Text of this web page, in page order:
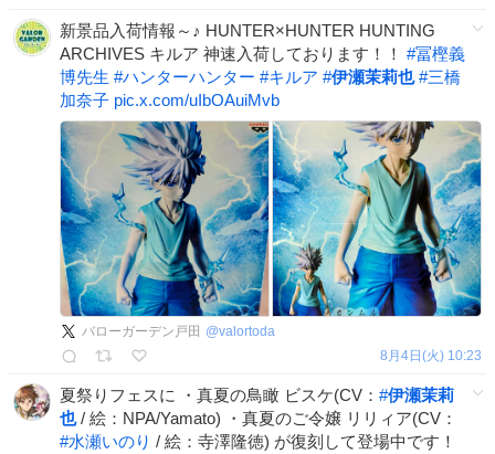
新景品入荷情報～♪ HUNTER×HUNTER HUNTING
ARCHIVES キルア 神速入荷しております！！ #冨樫義
博先生 #ハンターハンター #キルア #伊瀬茉莉也 #三橋
加奈子 pic.x.com/uIbOAuiMvb
バローガーデン戸田 @valortoda
8月4日(火) 10:23
夏祭りフェスに ・真夏の鳥瞰 ビスケ(CV： #伊瀬茉莉
也/ 絵：NPA/Yamato) ・真夏のご令嬢 リリィア(CV：
#水瀬いのり / 絵：寺澤隆徳) が復刻して登場中です！